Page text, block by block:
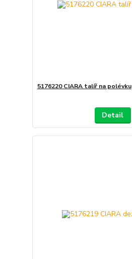
5176220 CIARA talíř na polévku
Detail